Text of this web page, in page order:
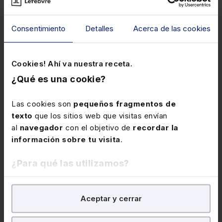
Consentimiento Detalles Acerca de las cookies
Cookies! Ahí va nuestra receta.
¿Qué es una cookie?
Las cookies son pequeños fragmentos de
texto que los sitios web que visitas envían
al navegador con el objetivo de recordar la
información sobre tu visita.
¿Para qué las utilizamos?
En Lefebvre utilizamos las cookies confines
para tratar demejorar tu experiencia
nuestra página web. También con fines publicitarios,
Aceptar y cerrar
Patrocinamos el Encuentro
Cumplen Madrid 10º
Aniversario junto a AENOR
Se trata de un evento exclusivo para que los
profesionales puedan compartir experiencias
retos y todas las áreas de mejora que surgen